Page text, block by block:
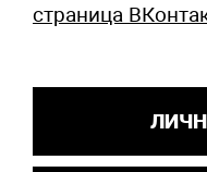
страница